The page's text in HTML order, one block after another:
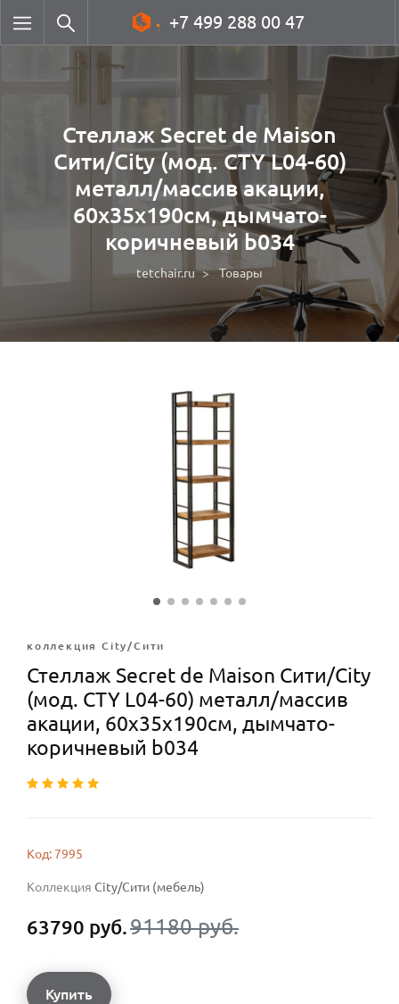
+7 499 288 00 47
Стеллаж Secret de Maison
Сити/City (мод. CTY L04-60)
металл/массив акации,
60х35х190см, дымчато-
коричневый b034
tetchair.ru Товары
коллекция City/Сити
Стеллаж Secret de Maison Сити/City
(мод. CTY L04-60) металл/массив
акации, 60х35х190см, дымчато-
коричневый b034
Код: 7995
Коллекция City/Сити (мебель)
63790 руб.91180 руб.
Купить